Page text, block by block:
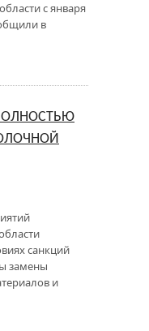
с января
в
санкций
замены
и